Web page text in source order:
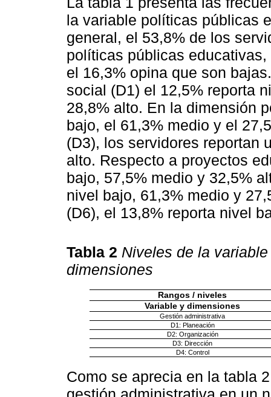
la variable políticas públicas
general, el 53,8% de los
políticas públicas
el 16,3% opina que son
social (D1) el 12,5% reporta
28,8% alto. En la dimensión
bajo, el 61,3% medio y el
(D3), los servidores reportan
alto. Respecto a proyectos
bajo, 57,5% medio y 32,5%
nivel bajo, 61,3% medio y
(D6), el 13,8% reporta nivel
Tabla 2 Niveles de la
dimensiones
Rangos / niveles
Variable y dimensiones
Gestión administrativa
D1: Planeación
D2: Organización
D3: Dirección
D4: Control
Como se aprecia en la tabla